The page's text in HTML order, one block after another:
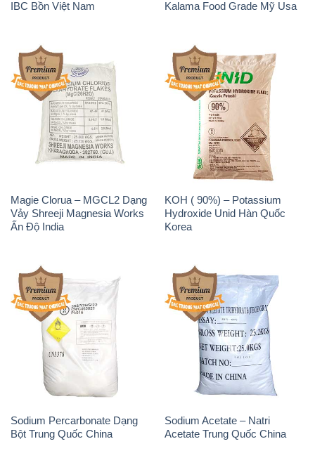
IBC Bồn Việt Nam Kalama Food Grade Mỹ Usa
Magie Clorua – MGCL2 Dạng
Vảy Shreeji Magnesia Works
Ấn Độ India
KOH ( 90%) – Potassium
Hydroxide Unid Hàn Quốc
Korea
Sodium Percarbonate Dạng
Bột Trung Quốc China
Sodium Acetate – Natri
Acetate Trung Quốc China